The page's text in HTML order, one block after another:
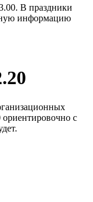
В праздники
информацию
с